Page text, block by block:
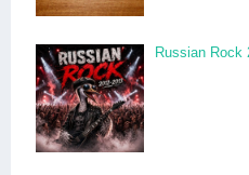
Russian Rock